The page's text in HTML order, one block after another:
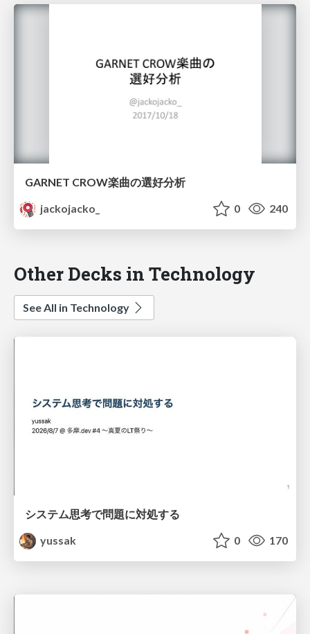
GARNET CROW楽曲の選好分析
jackojacko_
0 240
Other Decks in Technology
See All in Technology
システム思考で問題に対処する
yussak
0 170